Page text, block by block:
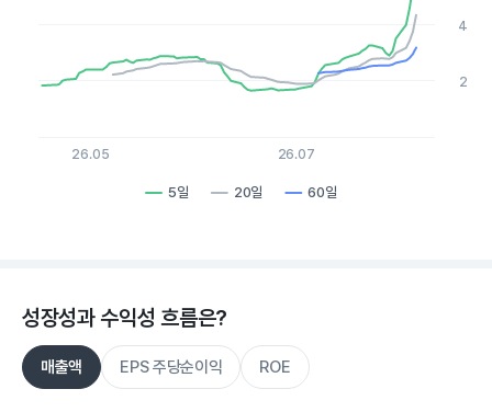
5일 20일 60일
26.05 26.07
2
4
성장성과 수익성 흐름은?
매출액 EPS 주당순이익 ROE